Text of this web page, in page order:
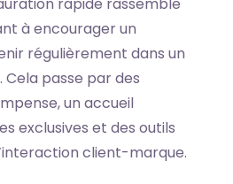
à encourager un
régulièrement dans un
passe par des
un accueil
exclusives et des outils
client-marque.